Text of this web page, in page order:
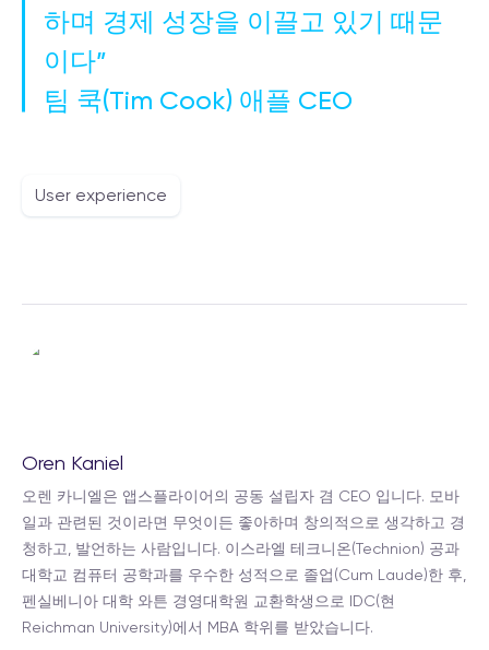
하며 경제 성장을 이끌고 있기 때문
이다”
팀 쿡(Tim Cook) 애플 CEO
User experience
Oren Kaniel
오렌 카니엘은 앱스플라이어의 공동 설립자 겸 CEO 입니다. 모바
일과 관련된 것이라면 무엇이든 좋아하며 창의적으로 생각하고 경
청하고, 발언하는 사람입니다. 이스라엘 테크니온(Technion) 공과
대학교 컴퓨터 공학과를 우수한 성적으로 졸업(Cum Laude)한 후,
펜실베니아 대학 와튼 경영대학원 교환학생으로 IDC(현
Reichman University)에서 MBA 학위를 받았습니다.